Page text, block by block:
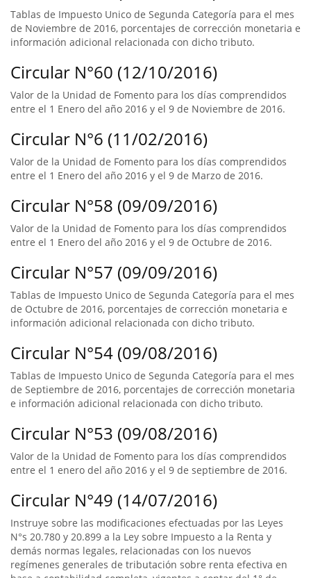
Tablas de Impuesto Unico de Segunda Categoría para el mes
de Noviembre de 2016, porcentajes de corrección monetaria e
información adicional relacionada con dicho tributo.
Circular N°60 (12/10/2016)
Valor de la Unidad de Fomento para los días comprendidos
entre el 1 Enero del año 2016 y el 9 de Noviembre de 2016.
Circular N°6 (11/02/2016)
Valor de la Unidad de Fomento para los días comprendidos
entre el 1 Enero del año 2016 y el 9 de Marzo de 2016.
Circular N°58 (09/09/2016)
Valor de la Unidad de Fomento para los días comprendidos
entre el 1 Enero del año 2016 y el 9 de Octubre de 2016.
Circular N°57 (09/09/2016)
Tablas de Impuesto Unico de Segunda Categoría para el mes
de Octubre de 2016, porcentajes de corrección monetaria e
información adicional relacionada con dicho tributo.
Circular N°54 (09/08/2016)
Tablas de Impuesto Unico de Segunda Categoría para el mes
de Septiembre de 2016, porcentajes de corrección monetaria
e información adicional relacionada con dicho tributo.
Circular N°53 (09/08/2016)
Valor de la Unidad de Fomento para los días comprendidos
entre el 1 enero del año 2016 y el 9 de septiembre de 2016.
Circular N°49 (14/07/2016)
Instruye sobre las modificaciones efectuadas por las Leyes
N°s 20.780 y 20.899 a la Ley sobre Impuesto a la Renta y
demás normas legales, relacionadas con los nuevos
regímenes generales de tributación sobre renta efectiva en